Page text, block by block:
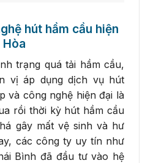
hút hầm cầu hiện
trạng quá tải hầm cầu,
vị áp dụng dịch vụ hút
và công nghệ hiện đại là
rồi thời kỳ hút hầm cầu
gây mất vệ sinh và hư
các công ty uy tín như
Bình đã đầu tư vào hệ